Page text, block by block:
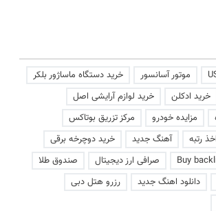
موتور آسانسور
خرید دستگاه ماساژور بلکر
خرید ادکلن
خرید لوازم آرایشی اصل
مزایده خودرو
مرکز تزریق بوتاکس
اخذ رتبه آهنگ جدید
خرید دوچرخه برقی
Buy صرافی ارز دیجیتال
صندوق طلا
دانلود اهنگ جدید
رزرو هتل دبی